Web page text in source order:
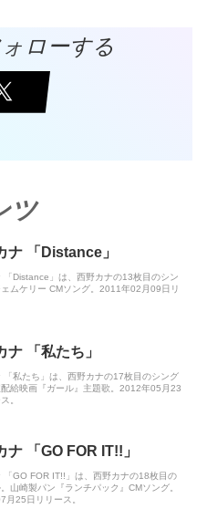
ローする
ツ
ナ 「Distance」
「Distance」は、西野カナの13枚目のシン
ムケリー CMソング。2011年02月09日リ
ナ 「私たち」
「私たち」は、西野カナの17枚目のシング
配給映画『ガール』主題歌。2012年05月23
。
ナ 「GO FOR IT!!」
「GO FOR IT!!」は、西野カナの18枚目の
山崎製パン『ランチパック』CMソング。
月25日リリース。